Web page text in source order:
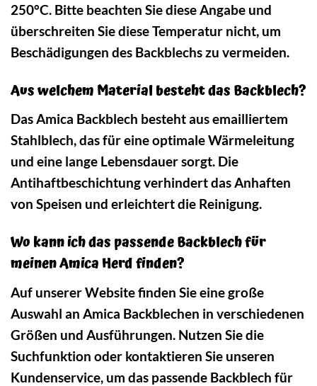
250°C. Bitte beachten Sie diese Angabe und
überschreiten Sie diese Temperatur nicht, um
Beschädigungen des Backblechs zu vermeiden.
Aus welchem Material besteht das Backblech?
Das Amica Backblech besteht aus emailliertem
Stahlblech, das für eine optimale Wärmeleitung
und eine lange Lebensdauer sorgt. Die
Antihaftbeschichtung verhindert das Anhaften
von Speisen und erleichtert die Reinigung.
Wo kann ich das passende Backblech für
meinen Amica Herd finden?
Auf unserer Website finden Sie eine große
Auswahl an Amica Backblechen in verschiedenen
Größen und Ausführungen. Nutzen Sie die
Suchfunktion oder kontaktieren Sie unseren
Kundenservice, um das passende Backblech für